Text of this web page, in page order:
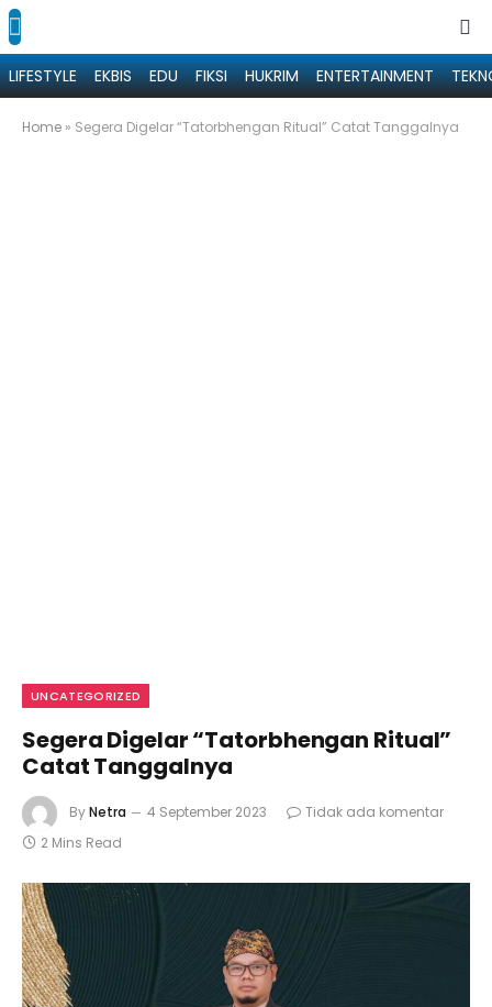
LIFESTYLE EKBIS EDU FIKSI HUKRIM ENTERTAINMENT
Home » Segera Digelar “Tatorbhengan Ritual” Catat Tanggalnya
UNCATEGORIZED
Segera Digelar “Tatorbhengan Ritual”
Catat Tanggalnya
ByNetra 4 September 2023
Tidak ada komentar
2 Mins Read